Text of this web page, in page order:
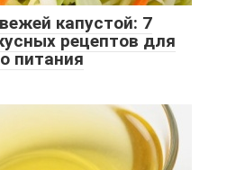
капустой: 7
рецептов для
питания